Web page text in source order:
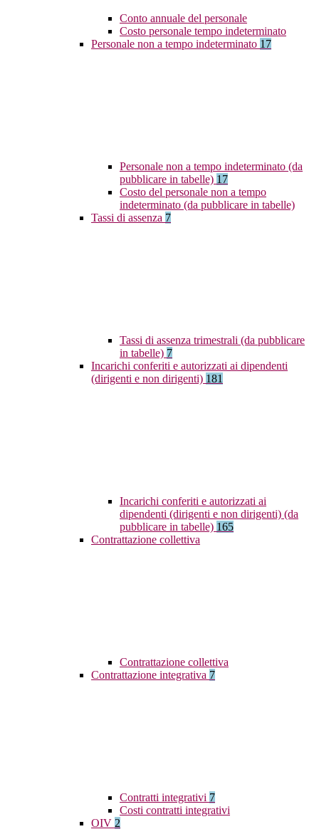
Conto annuale del personale
Costo personale tempo indeterminato
Personale non a tempo indeterminato 17
Personale non a tempo indeterminato (da
pubblicare in tabelle) 17
Costo del personale non a tempo
indeterminato (da pubblicare in tabelle)
Tassi di assenza 7
Tassi di assenza trimestrali (da pubblicare
in tabelle) 7
Incarichi conferiti e autorizzati ai dipendenti
(dirigenti e non dirigenti) 181
Incarichi conferiti e autorizzati ai
dipendenti (dirigenti e non dirigenti) (da
pubblicare in tabelle) 165
Contrattazione collettiva
Contrattazione collettiva
Contrattazione integrativa 7
Contratti integrativi 7
Costi contratti integrativi
OIV 2